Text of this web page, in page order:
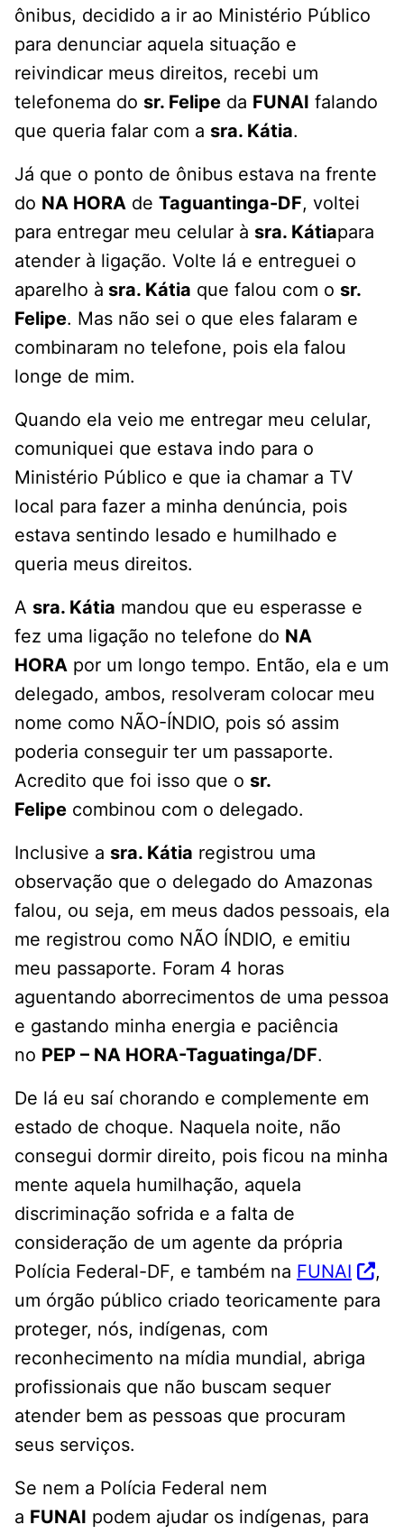
ônibus, decidido a ir ao Ministério Público
para denunciar aquela situação e
reivindicar meus direitos, recebi um
telefonema do sr. Felipe da FUNAI falando
que queria falar com a sra. Kátia.
Já que o ponto de ônibus estava na frente
do NA HORA de Taguantinga-DF, voltei
para entregar meu celular à sra. Kátiapara
atender à ligação. Volte lá e entreguei o
aparelho à sra. Kátia que falou com o sr.
Felipe. Mas não sei o que eles falaram e
combinaram no telefone, pois ela falou
longe de mim.
Quando ela veio me entregar meu celular,
comuniquei que estava indo para o
Ministério Público e que ia chamar a TV
local para fazer a minha denúncia, pois
estava sentindo lesado e humilhado e
queria meus direitos.
A sra. Kátia mandou que eu esperasse e
fez uma ligação no telefone do NA
HORA por um longo tempo. Então, ela e um
delegado, ambos, resolveram colocar meu
nome como NÃO-ÍNDIO, pois só assim
poderia conseguir ter um passaporte.
Acredito que foi isso que o sr.
Felipe combinou com o delegado.
Inclusive a sra. Kátia registrou uma
observação que o delegado do Amazonas
falou, ou seja, em meus dados pessoais, ela
me registrou como NÃO ÍNDIO, e emitiu
meu passaporte. Foram 4 horas
aguentando aborrecimentos de uma pessoa
e gastando minha energia e paciência
no PEP – NA HORA-Taguatinga/DF.
De lá eu saí chorando e complemente em
estado de choque. Naquela noite, não
consegui dormir direito, pois ficou na minha
mente aquela humilhação, aquela
discriminação sofrida e a falta de
consideração de um agente da própria
Polícia Federal-DF, e também na FUNAI
,
um órgão público criado teoricamente para
proteger, nós, indígenas, com
reconhecimento na mídia mundial, abriga
profissionais que não buscam sequer
atender bem as pessoas que procuram
seus serviços.
Se nem a Polícia Federal nem
a FUNAI podem ajudar os indígenas, para